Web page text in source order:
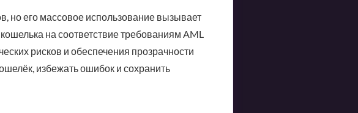
но его массовое использование вызывает
на соответствие требованиям AML
рисков и обеспечения прозрачности
избежать ошибок и сохранить